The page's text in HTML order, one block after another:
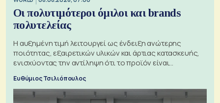
Οι πολυτιμότεροι όμιλοι και brands
πολυτελείας
Η αυξημένη τιμή λειτουργεί ως ένδειξη ανώτερης
ποιότητας, εξαιρετικών υλικών και άρτιας κατασκευής,
ενισχύοντας την αντίληψη ότι το προϊόν είναι
Ευθύμιος Τσιλιόπουλος